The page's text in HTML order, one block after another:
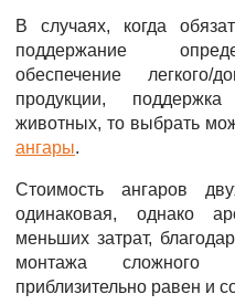
В случаях, когда
поддержание
обеспечение легкого/
продукции,
животных, то выбрать
ангары.
Стоимость ангаров
одинаковая, однако
меньших затрат,
монтажа сложного
приблизительно равен и